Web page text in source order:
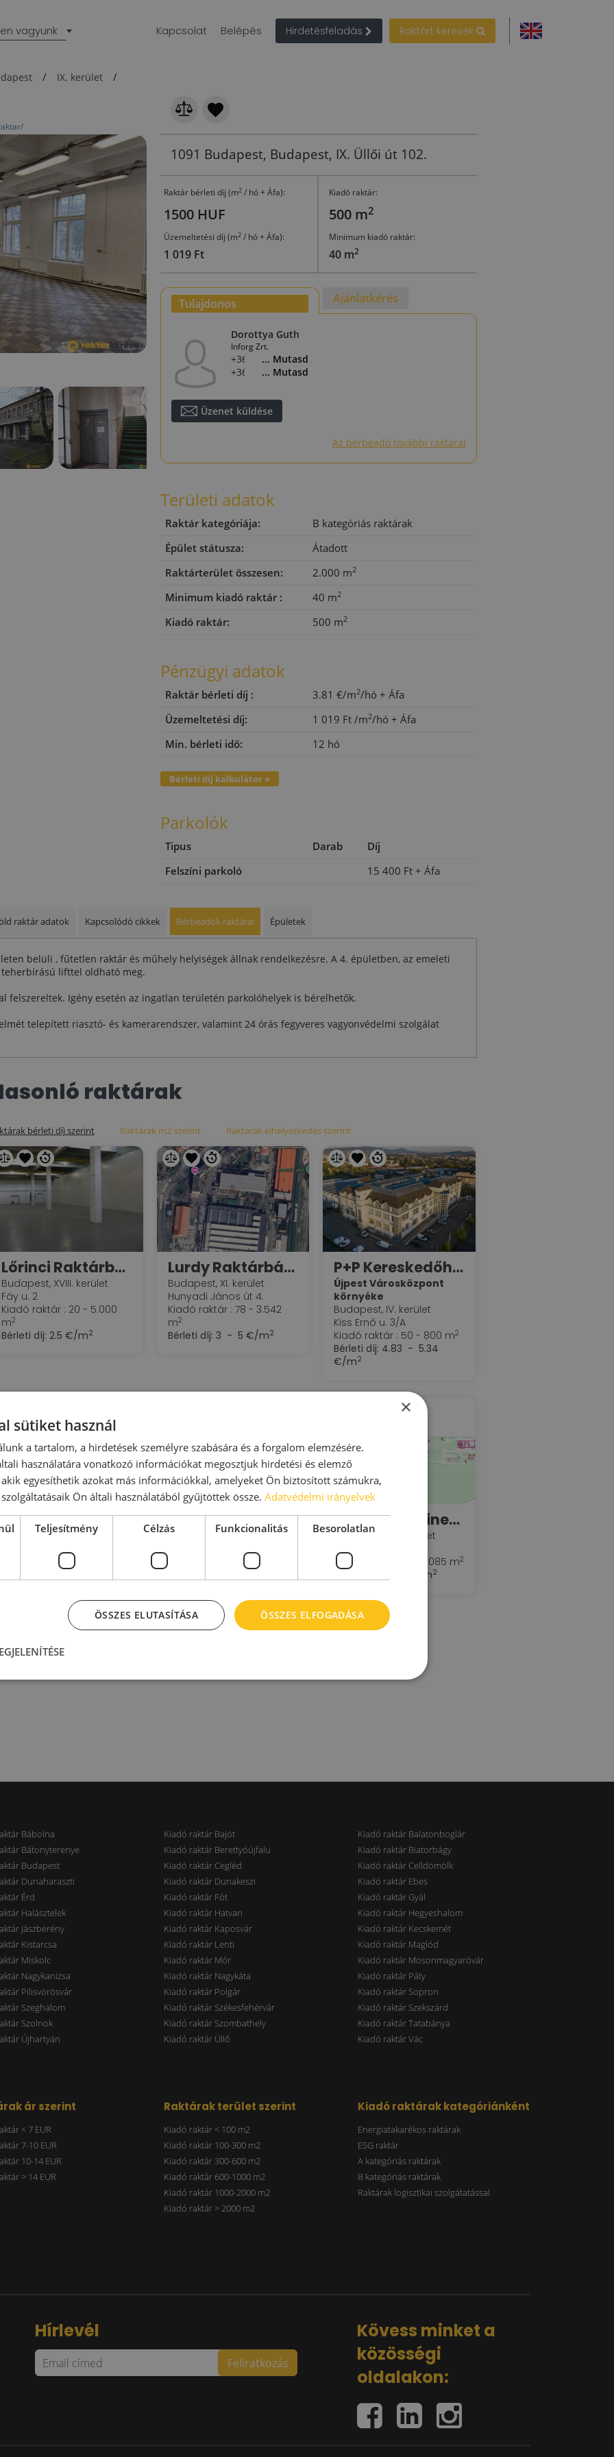
vagyunk Kapcsolat Belépés Hirdetésfeladás Raktárt keresek
IX. kerület
1091 Budapest, Budapest, IX. Üllői út 102.
Raktár bérleti díj (m2 / hó + Áfa):
1500 HUF
Üzemeltetési díj (m2 / hó + Áfa):
1 019 Ft
Kiadó raktár:
500 m2
Minimum kiadó raktár:
40 m2
Tulajdonos Ajánlatkérés
Dorottya Guth
Inforg Zrt.
+36 20 777 2521
... Mutasd
+36 1 325 2640
... Mutasd
Üzenet küldése
Az bérbeadó további raktárai
Területi adatok
Raktár kategóriája:
B kategóriás raktárak
Épület státusza:
Átadott
Raktárterület összesen:
2.000 m2
Minimum kiadó raktár : 40 m2
Kiadó raktár: 500 m2
Pénzügyi adatok
Raktár bérleti díj : 3.81 €/m2/hó + Áfa
Üzemeltetési díj:
1 019 Ft /m2/hó + Áfa
Min. bérleti idő:
12 hó
Bérleti díj kalkulátor »
Parkolók
Tipus Darab
Díj
Felszíni parkoló
15 400 Ft + Áfa
raktár adatok Kapcsolódó cikkek Bérbeadók raktárai Épületek
belüli , fűtetlen raktár és műhely helyiségek állnak rendelkezésre. A 4. épületben, az emeleti
lifttel oldható meg.
felszereltek. Igény esetén az ingatlan területén parkolóhelyek is bérelhetők.
telepített riasztó- és kamerarendszer, valamint 24 órás fegyveres vagyonvédelmi szolgálat
Hasonló raktárak
bérleti díj szerint Raktárak m2 szerint Raktárak elhelyezkedés szerint
Lőrinci Raktárbázis
Budapest, XVIII. kerület
Fáy u. 2
Kiadó raktár : 20 - 5.000
m2
Bérleti díj: 2.5 €/m2
Lurdy Raktárbázis
Budapest, XI. kerület
Hunyadi János út 4.
Kiadó raktár : 78 - 3.542
m2
Bérleti díj: 3 - 5 €/m2
P+P Kereskedőház Újpest
Újpest Városközpont
környéke
Budapest, IV. kerület
Kiss Ernő u. 3/A
Kiadó raktár : 50 - 800 m2
Bérleti díj: 4.83 - 5.34
€/m2
Login Business Park
Budapest, IV. kerület
Kiadó raktár : 245 - 10.000
Aquincum Logisztikai Park
Budapest, III. kerület
Kiadó raktár : 50 - 2.600
Alfa HUB Business 19 raktárbázis
Budapest, XIX. kerület
Kiadó raktár : 15 - 4.085 m2
1 - 3 €/m2
Bábolna Kiadó raktár Bajót
Kiadó raktár Balatonboglár
Bátonyterenye Kiadó raktár Berettyóújfalu
Kiadó raktár Biatorbágy
Budapest Kiadó raktár Cegléd
Kiadó raktár Celldömölk
Dunaharaszti Kiadó raktár Dunakeszi
Kiadó raktár Ebes
Érd Kiadó raktár Fót
Kiadó raktár Gyál
Halásztelek Kiadó raktár Hatvan
Kiadó raktár Hegyeshalom
Jászberény Kiadó raktár Kaposvár
Kiadó raktár Kecskemét
Kistarcsa Kiadó raktár Lenti
Kiadó raktár Maglód
Miskolc Kiadó raktár Mór
Kiadó raktár Mosonmagyaróvár
Nagykanizsa Kiadó raktár Nagykáta
Kiadó raktár Páty
Pilisvörösvár Kiadó raktár Polgár
Kiadó raktár Sopron
Szeghalom Kiadó raktár Székesfehérvár
Kiadó raktár Szekszárd
Szolnok Kiadó raktár Szombathely
Kiadó raktár Tatabánya
Újhartyán Kiadó raktár Üllő
Kiadó raktár Vác
ár szerint
< 7 EUR
7-10 EUR
10-14 EUR
> 14 EUR
Raktárak terület szerint
Kiadó raktár < 100 m2
Kiadó raktár 100-300 m2
Kiadó raktár 300-600 m2
Kiadó raktár 600-1000 m2
Kiadó raktár 1000-2000 m2
Kiadó raktár > 2000 m2
Kiadó raktárak kategóriánként
Energiatakarékos raktárak
ESG raktár
A kategóriás raktárak
B kategóriás raktárak
Raktárak logisztikai szolgátatással
Hírlevél
Kövess minket a
közösségi
oldalakon:
×
sütiket használ
a tartalom, a hirdetések személyre szabására és a forgalom elemzésére.
használatára vonatkozó információkat megosztjuk hirdetési és elemző
egyesíthetik azokat más információkkal, amelyeket Ön biztosított számukra,
Ön általi használatából gyűjtöttek össze. Adatvédelmi irányelvek
Teljesítmény Célzás Funkcionalitás Besorolatlan
ÖSSZES ELFOGADÁSA
ÖSSZES ELUTASÍTÁSA